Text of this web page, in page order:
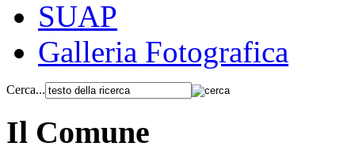
SUAP
Galleria Fotografica
Cerca...
Il Comune